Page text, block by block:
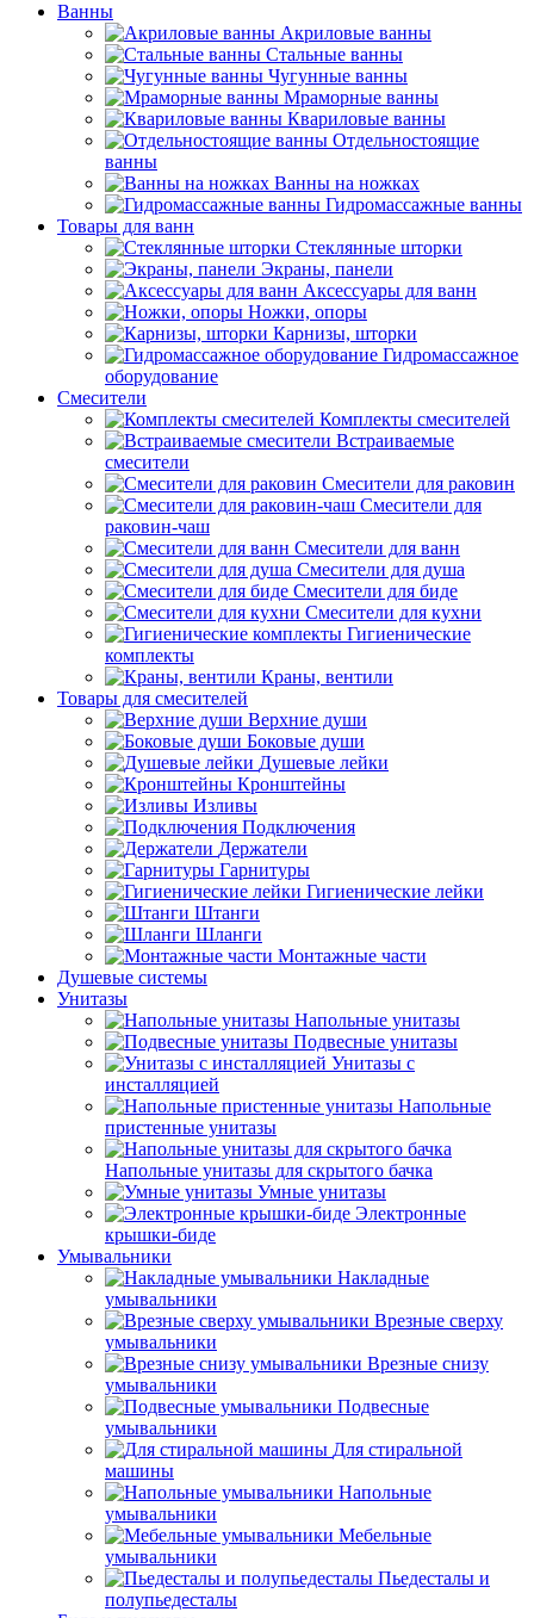
Ванны
Акриловые ванны
Стальные ванны
Чугунные ванны
Мраморные ванны
Квариловые ванны
Отдельностоящие
ванны
Ванны на ножках
Гидромассажные ванны
Товары для ванн
Стеклянные шторки
Экраны, панели
Аксессуары для ванн
Ножки, опоры
Карнизы, шторки
Гидромассажное
оборудование
Смесители
Комплекты смесителей
Встраиваемые
смесители
Смесители для раковин
Смесители для
раковин-чаш
Смесители для ванн
Смесители для душа
Смесители для биде
Смесители для кухни
Гигиенические
комплекты
Краны, вентили
Товары для смесителей
Верхние души
Боковые души
Душевые лейки
Кронштейны
Изливы
Подключения
Держатели
Гарнитуры
Гигиенические лейки
Штанги
Шланги
Монтажные части
Душевые системы
Унитазы
Напольные унитазы
Подвесные унитазы
Унитазы с
инсталляцией
Напольные
пристенные унитазы
Напольные унитазы для скрытого бачка
Умные унитазы
Электронные
крышки-биде
Умывальники
Накладные
умывальники
Врезные сверху
умывальники
Врезные снизу
умывальники
Подвесные
умывальники
Для стиральной
машины
Напольные
умывальники
Мебельные
умывальники
Пьедесталы и
полупьедесталы